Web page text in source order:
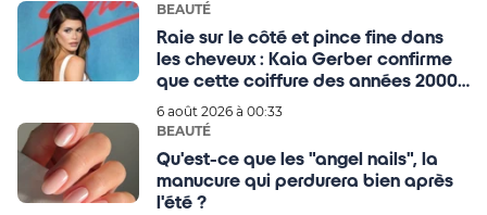
BEAUTÉ
Raie sur le côté et pince fine dans
les cheveux : Kaia Gerber confirme
que cette coiffure des années 2000
est toujours tendance
6 août 2026 à 00:33
BEAUTÉ
Qu'est-ce que les "angel nails", la
manucure qui perdurera bien après
l'été ?